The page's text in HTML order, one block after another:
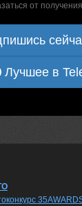
от
Лучшее в